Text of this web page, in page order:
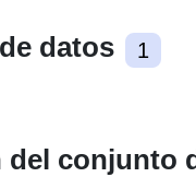
datos 1
del conjunto